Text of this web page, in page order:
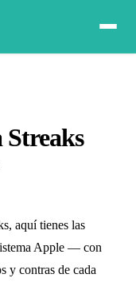
aquí tienes las
Apple — con
y contras de cada